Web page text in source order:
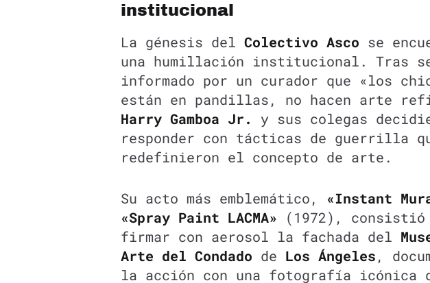
institucional
La génesis del Colectivo Asco se
una humillación institucional. Tras
informado por un curador que «los
están en pandillas, no hacen arte
Harry Gamboa Jr.
y sus colegas
responder con tácticas de guerrilla
redefinieron el concepto de arte.
Su acto más emblemático, «Instant
«Spray Paint LACMA» (1972), consistió
firmar con aerosol la fachada del
Arte del Condado de Los Ángeles,
la acción con una fotografía icónica